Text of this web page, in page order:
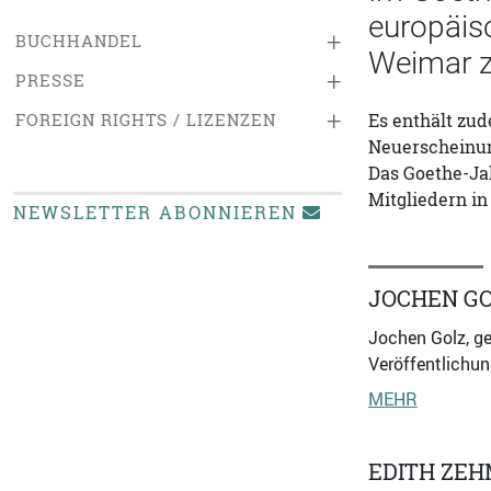
+
BUCHHANDEL
+
PRESSE
+
FOREIGN RIGHTS / LIZENZEN
NEWSLETTER ABONNIEREN
Weimar
Es enthält
Das Goethe-
Mitgliedern in
JOCHEN
Jochen Golz,
MEHR
EDITH